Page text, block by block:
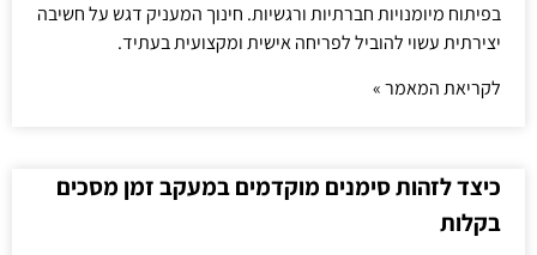
בפיתוח מיומנויות חברתיות ורגשיות. חינוך המעניק דגש על חשיבה
יצירתית עשוי להוביל לפריחה אישית ומקצועית בעתיד.
לקריאת המאמר »
כיצד לזהות סימנים מוקדמים במעקב זמן מסכים
בקלות